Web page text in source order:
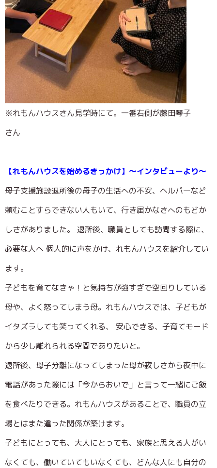
※れもんハウスさん見学時にて。一番右側が藤田琴子
さん
【れもんハウスを始めるきっかけ】～インタビューより～
母子支援施設退所後の母子の生活への不安、ヘルパーなど
頼むことすらできない人もいて、行き届かなさへのもどか
しさがありました。 退所後、職員としても訪問する際に、
必要な人へ 個人的に声をかけ、れもんハウスを紹介してい
ます。
子どもを育てなきゃ！と気持ちが強すぎで空回りしている
母や、よく怒ってしまう母。れもんハウスでは、子どもが
イタズラしても笑ってくれる、 安心できる、子育てモード
から少し離れられる空間でありたいと。
退所後、母子分離になってしまった母が寂しさから夜中に
電話があった際には「今からおいで」と言って一緒にご飯
を食べたりできる。れもんハウスがあることで、職員の立
場とはまた違った関係が築けます。
子どもにとっても、大人にとっても、家族と思える人がい
なくても、働いていてもいなくても、どんな人にも自分の